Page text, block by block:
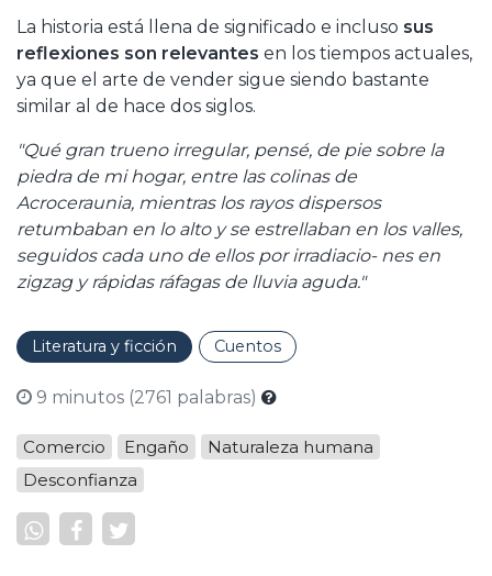
La historia está llena de significado e incluso sus
reflexiones son relevantes en los tiempos actuales,
ya que el arte de vender sigue siendo bastante
similar al de hace dos siglos.
"Qué gran trueno irregular, pensé, de pie sobre la
piedra de mi hogar, entre las colinas de
Acroceraunia, mientras los rayos dispersos
retumbaban en lo alto y se estrellaban en los valles,
seguidos cada uno de ellos por irradiacio- nes en
zigzag y rápidas ráfagas de lluvia aguda."
Literatura y ficción Cuentos
9 minutos (2761 palabras)
Comercio Engaño
Naturaleza humana
Desconfianza